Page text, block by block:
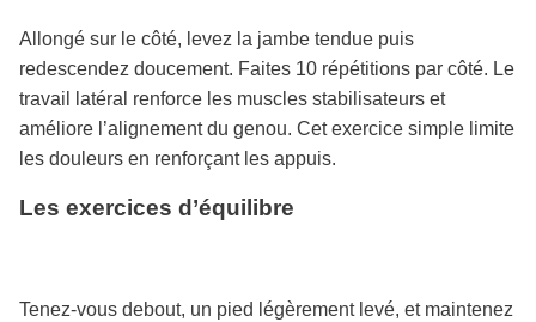
Allongé sur le côté, levez la jambe tendue puis
redescendez doucement. Faites 10 répétitions par côté. Le
travail latéral renforce les muscles stabilisateurs et
améliore l’alignement du genou. Cet exercice simple limite
les douleurs en renforçant les appuis.
Les exercices d’équilibre
Tenez-vous debout, un pied légèrement levé, et maintenez